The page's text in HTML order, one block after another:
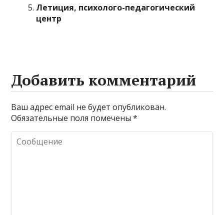
Летиция, психолого-педагогический
центр
Добавить комментарий
Ваш адрес email не будет опубликован.
Обязательные поля помечены*